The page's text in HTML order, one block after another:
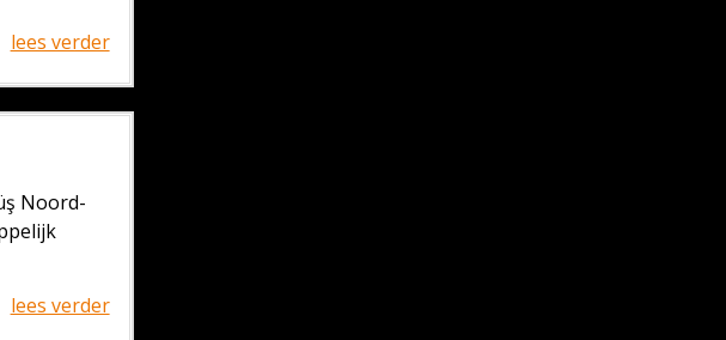
lees verder
Noord-
lees verder